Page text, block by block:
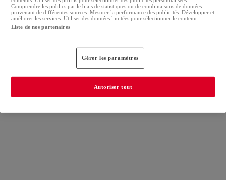
Comprendre les publics par le biais de statistiques ou de combinaisons de données
provenant de différentes sources. Mesurer la performance des publicités. Développer et
améliorer les services. Utiliser des données limitées pour sélectionner le contenu.
Liste de nos partenaires
Gérer les paramètres
Autoriser tout